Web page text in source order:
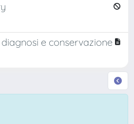
e conservazione